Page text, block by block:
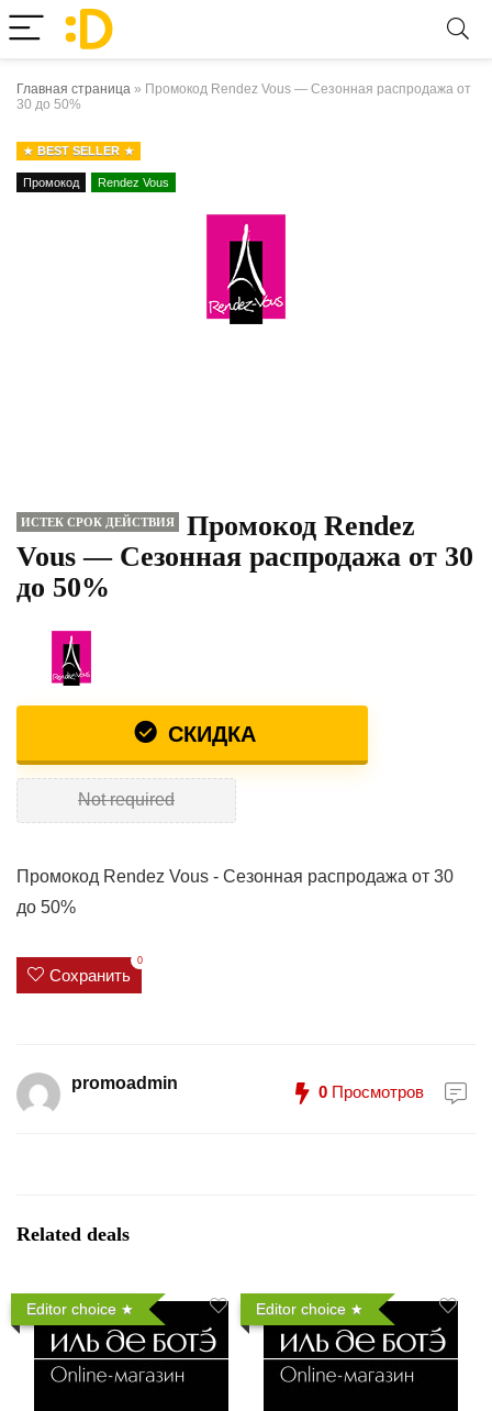
Главная страница » Промокод Rendez Vous — Сезонная распродажа от
30 до 50%
BEST SELLER
Промокод Rendez Vous
ИСТЕК СРОК ДЕЙСТВИЯ
Промокод Rendez
Vous — Сезонная распродажа от 30
до 50%
СКИДКА
Not required
Промокод Rendez Vous - Сезонная распродажа от 30
до 50%
Сохранить
0
promoadmin 0 Просмотров
Related deals
Editor choice Editor choice